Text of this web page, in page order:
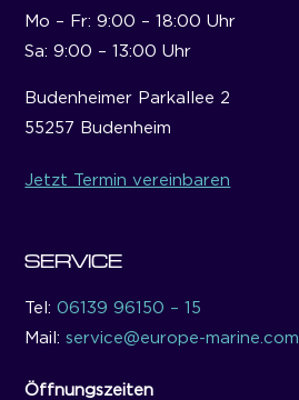
Mo – Fr: 9:00 – 18:00 Uhr
Sa: 9:00 – 13:00 Uhr
Budenheimer Parkallee 2
55257 Budenheim
Jetzt Termin vereinbaren
SERVICE
Tel:06139 96150 – 15
Mail:service@europe-marine.com
Öffnungszeiten